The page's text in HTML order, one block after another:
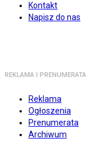
Kontakt
Napisz do nas
REKLAMA I PRENUMERATA
Reklama
Ogłoszenia
Prenumerata
Archiwum